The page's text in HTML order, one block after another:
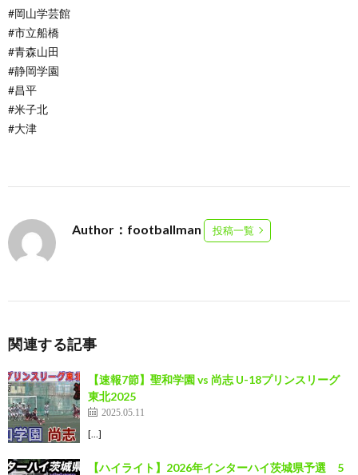
#岡山学芸館
#市立船橋
#青森山田
#静岡学園
#昌平
#米子北
#大津
Author：footballman 投稿一覧
関連する記事
【速報7節】聖和学園 vs 尚志 U-18プリンスリーグ
東北2025
2025.05.11
[…]
【ハイライト】2026年インターハイ茨城県予選 5